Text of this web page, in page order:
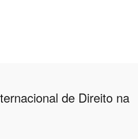
de Direito na